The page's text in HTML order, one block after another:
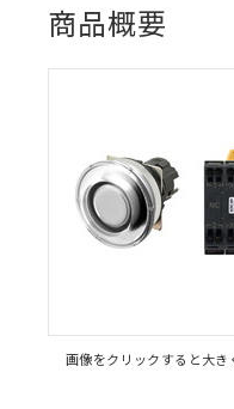
商品概要
画像をクリックすると大き